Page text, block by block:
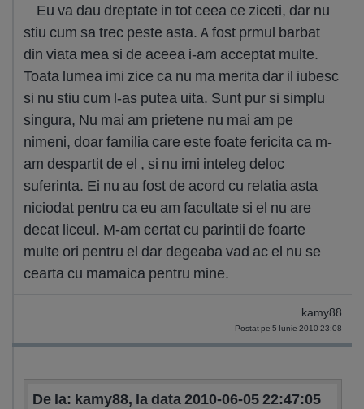
Eu va dau dreptate in tot ceea ce ziceti, dar nu
stiu cum sa trec peste asta. A fost prmul barbat
din viata mea si de aceea i-am acceptat multe.
Toata lumea imi zice ca nu ma merita dar il iubesc
si nu stiu cum l-as putea uita. Sunt pur si simplu
singura, Nu mai am prietene nu mai am pe
nimeni, doar familia care este foate fericita ca m-
am despartit de el , si nu imi inteleg deloc
suferinta. Ei nu au fost de acord cu relatia asta
niciodat pentru ca eu am facultate si el nu are
decat liceul. M-am certat cu parintii de foarte
multe ori pentru el dar degeaba vad ac el nu se
cearta cu mamaica pentru mine.
kamy88
Postat pe 5 Iunie 2010 23:08
De la: kamy88, la data 2010-06-05 22:47:05